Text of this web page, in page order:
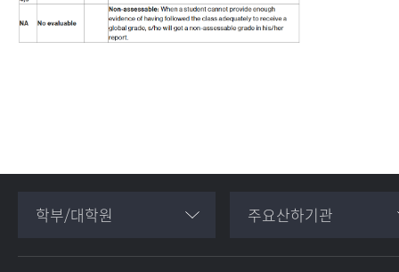
학부/대학원 주요산하기관